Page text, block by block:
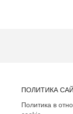
ПОЛИТИКА
Политика в